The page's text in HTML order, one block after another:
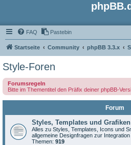
FAQ Pastebin
Startseite Community phpBB 3.3.x
Style-Foren
Forumsregeln
Bitte im Thementitel den Präfix deiner phpBB-
Forum
Styles, Templates und Grafiken
Alles zu Styles, Templates, Icons und
allgemeine Designfragen zur
Themen: 919